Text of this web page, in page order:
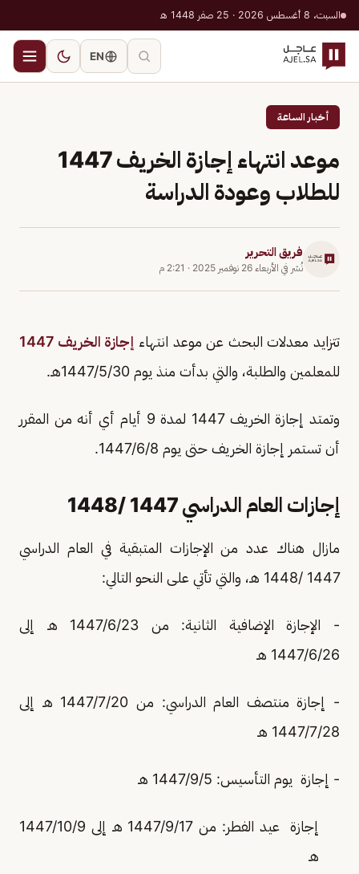
السبت، 8 أغسطس 2026 · 25 صفر 1448 هـ
EN
أخبار الساعة
موعد انتهاء إجازة الخريف 1447
للطلاب وعودة الدراسة
فريق التحرير
نُشر في الأربعاء 26 نوفمبر 2025 · 2:21 م
تتزايد معدلات البحث عن موعد انتهاء إجازة الخريف 1447
للمعلمين والطلبة، والتي بدأت منذ يوم 1447/5/30هـ.
وتمتد إجازة الخريف 1447 لمدة 9 أيام أي أنه من المقرر
أن تستمر إجازة الخريف حتى يوم 1447/6/8.
إجازات العام الدراسي 1447 /1448
مازال هناك عدد من الإجازات المتبقية في العام الدراسي
1447 /1448 هـ، والتي تأتي على النحو التالي:
- الإجازة الإضافية الثانية: من 1447/6/23 هـ إلى
1447/6/26 هـ
- إجازة منتصف العام الدراسي: من 1447/7/20 هـ إلى
1447/7/28 هـ
- إجازة يوم التأسيس: 1447/9/5 هـ
إجازة عيد الفطر: من 1447/9/17 هـ إلى 1447/10/9
هـ